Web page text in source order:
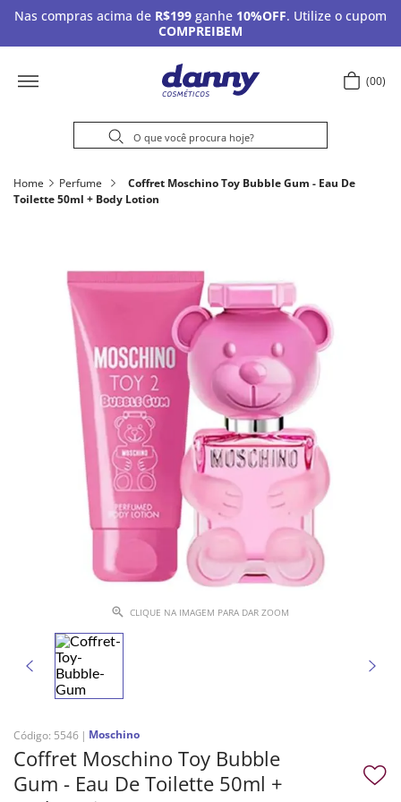
Nas compras acima de R$199 ganhe 10%OFF. Utilize o cupom
COMPREIBEM
00
Home Perfume
Coffret Moschino Toy Bubble Gum - Eau De
Toilette 50ml + Body Lotion
CLIQUE NA IMAGEM PARA DAR ZOOM
Código: 5546 Moschino
Coffret Moschino Toy Bubble
Gum - Eau De Toilette 50ml +